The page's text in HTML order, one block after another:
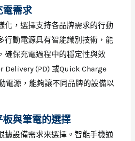
電需求
化，選擇支持各品牌需求的行動
行動電源具有智能識別技術，能
確保充電過程中的穩定性與效
Delivery (PD) 或Quick Charge
電源，能夠讓不同品牌的設備以
與筆電的選擇
據設備需求來選擇。智能手機通